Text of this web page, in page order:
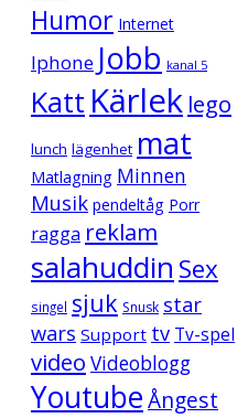
Humor Internet
Iphone Jobb kanal 5
Katt Kärlek lego
lunch lägenhet mat
Matlagning Minnen
Musik pendeltåg Porr
ragga reklam
salahuddin Sex
singel sjuk Snusk star
wars Support tv Tv-spel
video Videoblogg
YoutubeÅngest